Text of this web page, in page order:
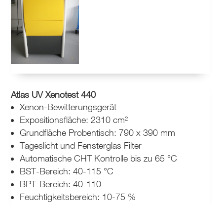
Atlas UV Xenotest 440
Xenon-Bewitterungsgerät
Expositionsfläche: 2310 cm²
Grundfläche Probentisch: 790 x 390 mm
Tageslicht und Fensterglas Filter
Automatische CHT Kontrolle bis zu 65 °C
BST-Bereich: 40-115 °C
BPT-Bereich: 40-110
Feuchtigkeitsbereich: 10-75 %